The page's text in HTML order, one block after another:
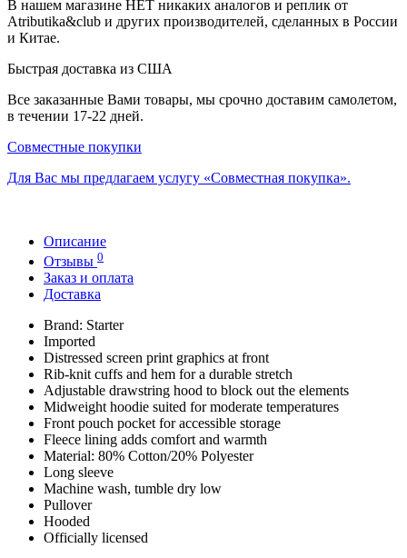
В нашем магазине НЕТ никаких аналогов и реплик от
Atributika&club и других производителей, сделанных в России
и Китае.
Быстрая доставка из США
Все заказанные Вами товары, мы срочно доставим самолетом,
в течении 17-22 дней.
Совместные покупки
Для Вас мы предлагаем услугу «Совместная покупка».
Описание
Отзывы 0
Заказ и оплата
Доставка
Brand: Starter
Imported
Distressed screen print graphics at front
Rib-knit cuffs and hem for a durable stretch
Adjustable drawstring hood to block out the elements
Midweight hoodie suited for moderate temperatures
Front pouch pocket for accessible storage
Fleece lining adds comfort and warmth
Material: 80% Cotton/20% Polyester
Long sleeve
Machine wash, tumble dry low
Pullover
Hooded
Officially licensed